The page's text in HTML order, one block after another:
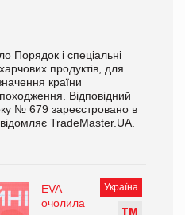
Порядок і спеціальні
продуктів, для
країни
Відповідний
№ 679 зареєстровано в
TradeMaster.UA.
Україна
ТМ
EVA
очолила